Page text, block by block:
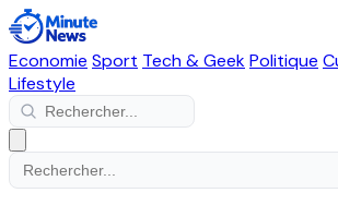
Economie Sport Tech & GeekPolitique
Lifestyle